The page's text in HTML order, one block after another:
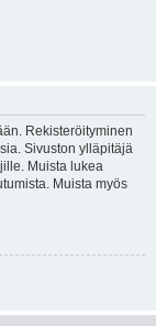
Rekisteröityminen
Sivuston ylläpitäjä
Muista lukea
Muista myös